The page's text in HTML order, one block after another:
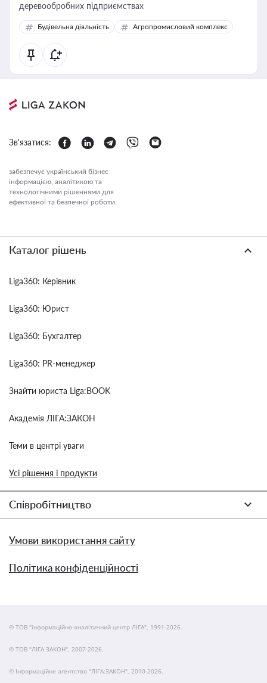
деревообробних підприємствах
Будівельна діяльність Агропромисловий комплекс
Зв'язатися:
забезпечує український бізнес
інформацією, аналітикою та
технологічними рішеннями для
ефективної та безпечної роботи.
Каталог рішень
Liga360: Керівник
Liga360: Юрист
Liga360: Бухгалтер
Liga360: PR-менеджер
Знайти юриста Liga:BOOK
Академія ЛІГА:ЗАКОН
Теми в центрі уваги
Усі рішення і продукти
Співробітництво
Умови використання сайту
Політика конфіденційності
© ТОВ "інформаційно-аналітичний центр ЛІГА", 1991-2026.
© ТОВ "ЛІГА ЗАКОН", 2007-2026.
© Інформаційне агентство "ЛІГА:ЗАКОН", 2010-2026.